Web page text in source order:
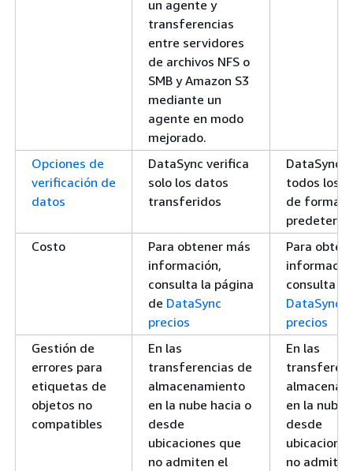
un agente y
transferencias
entre servidores
de archivos NFS o
SMB y Amazon S3
mediante un
agente en modo
mejorado.
Opciones de
verificación de
datos
DataSync verifica
solo los datos
transferidos
DataSync
todos los
de forma
Costo
Para obtener más
información,
consulta la página
de DataSync
precios
Para
consulta la
DataSync
precios
Gestión de
errores para
etiquetas de
objetos no
compatibles
En las
transferencias de
almacenamiento
en la nube hacia o
desde
ubicaciones que
no admiten el
En las
en la nube
desde
no